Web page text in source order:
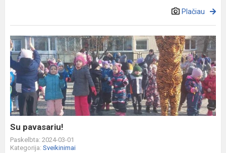
Plačiau
Su
pavasariu!
Su pavasariu!
Paskelbta: 2024-03-01
Kategorija: Sveikinimai